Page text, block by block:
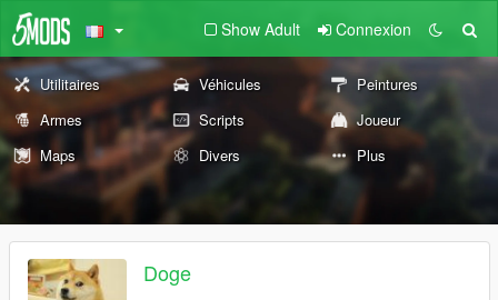
Show Adult Connexion
Utilitaires Véhicules
Peintures
Armes
Scripts
Joueur
Maps
Divers Plus
Doge